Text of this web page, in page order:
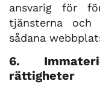
ansvarig för
tjänsterna och
sådana
6.
rättigheter